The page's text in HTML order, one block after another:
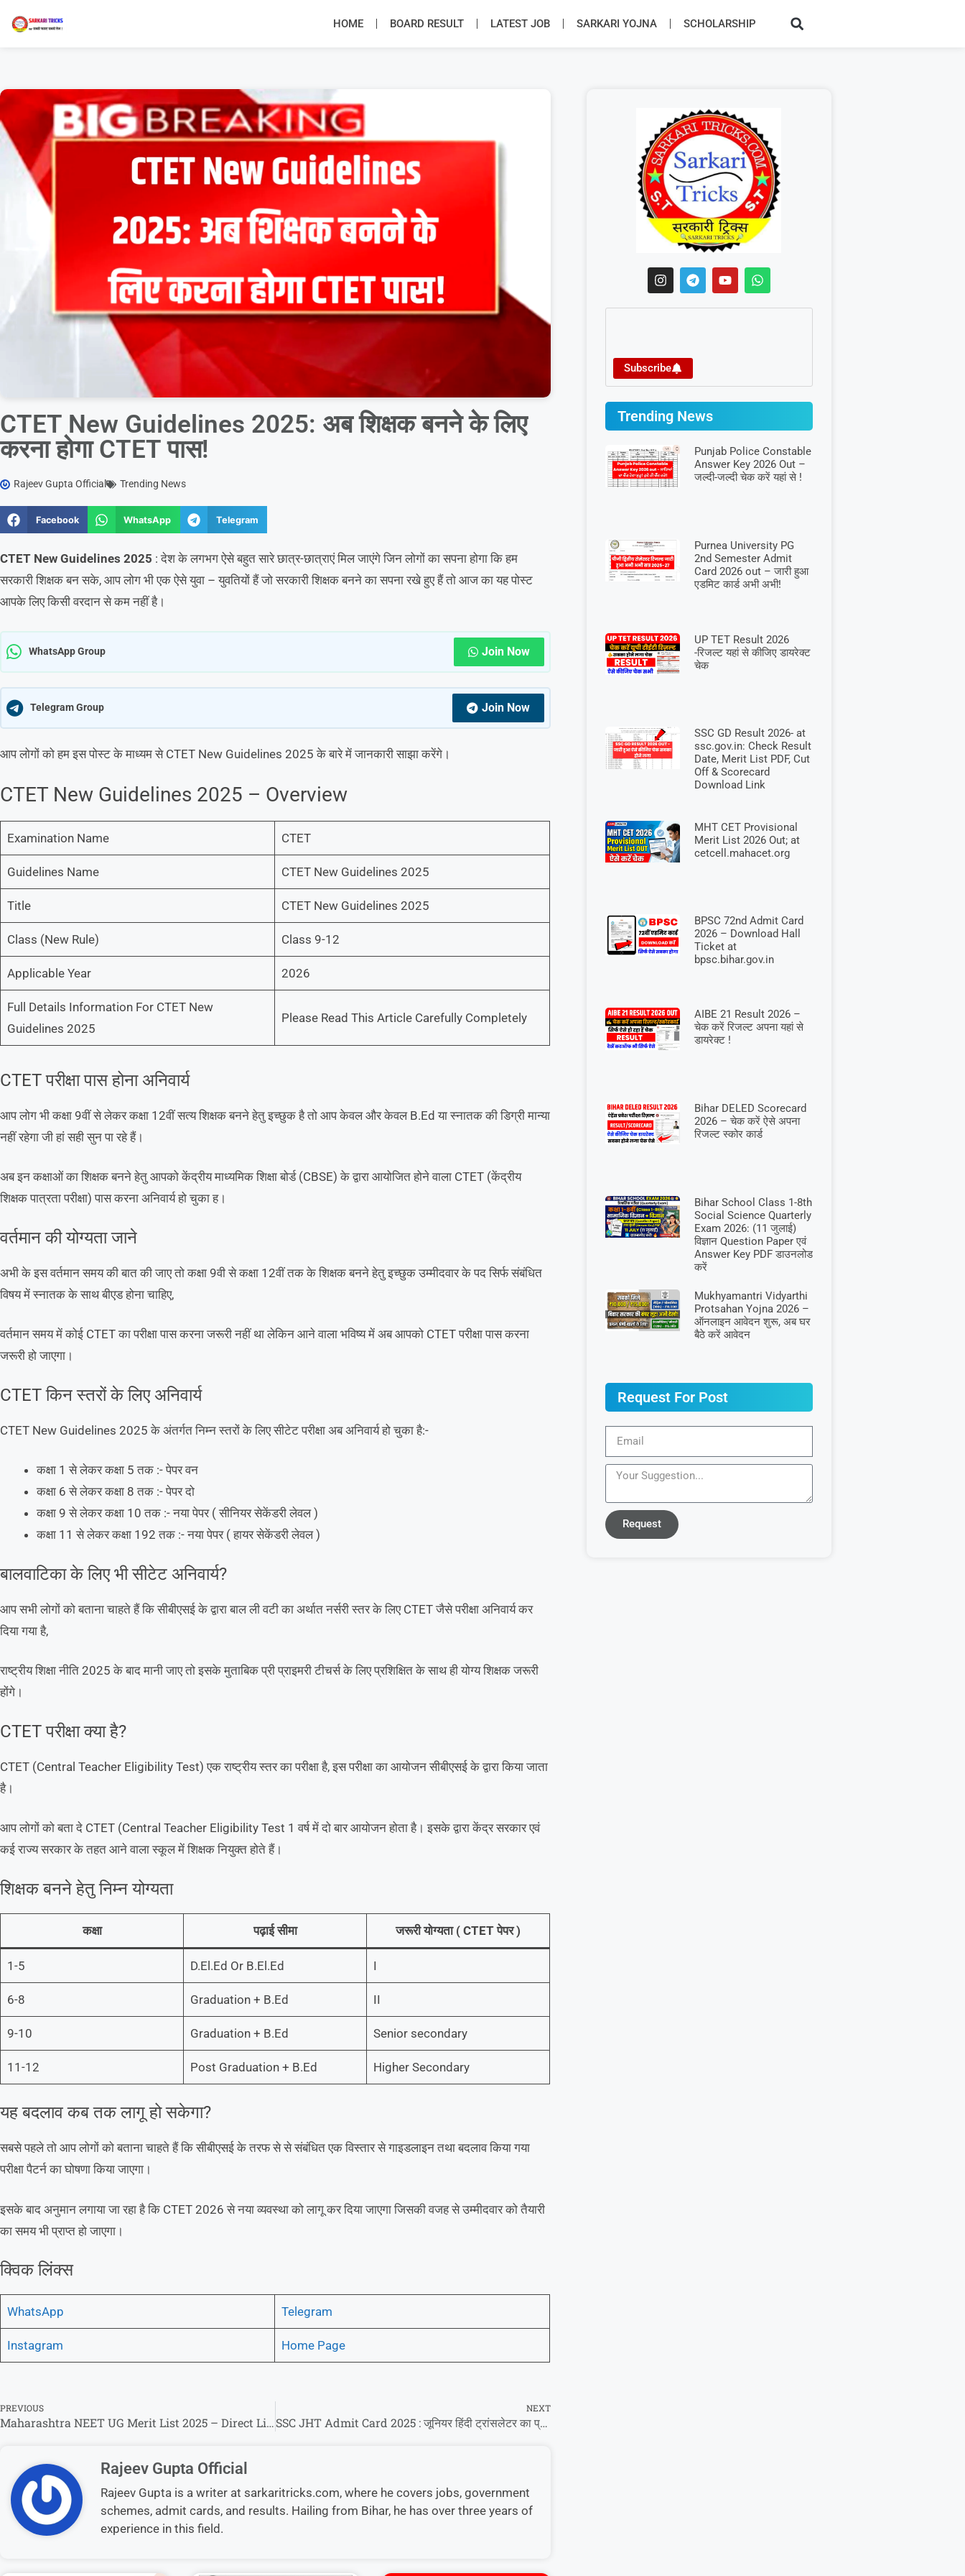
HOME BOARD RESULT LATEST JOB SARKARI YOJNA SCHOLARSHIP
CTET New Guidelines 2025: अब शिक्षक बनने के लिए
करना होगा CTET पास!
Rajeev Gupta Official Trending News
Facebook WhatsApp Telegram
CTET New Guidelines 2025 : देश के लगभग ऐसे बहुत सारे छात्र-छात्राएं मिल जाएंगे जिन लोगों का सपना होगा कि हम
सरकारी शिक्षक बन सके, आप लोग भी एक ऐसे युवा – युवतियों हैं जो सरकारी शिक्षक बनने का सपना रखे हुए हैं तो आज का यह पोस्ट
आपके लिए किसी वरदान से कम नहीं है।
WhatsApp Group Join Now
Telegram Group Join Now
आप लोगों को हम इस पोस्ट के माध्यम से CTET New Guidelines 2025 के बारे में जानकारी साझा करेंगे।
CTET New Guidelines 2025 – Overview
Examination Name CTET
Guidelines Name CTET New Guidelines 2025
Title CTET New Guidelines 2025
Class (New Rule) Class 9-12
Applicable Year 2026
Full Details Information For CTET New
Guidelines 2025
Please Read This Article Carefully Completely
CTET परीक्षा पास होना अनिवार्य
आप लोग भी कक्षा 9वीं से लेकर कक्षा 12वीं सत्य शिक्षक बनने हेतु इच्छुक है तो आप केवल और केवल B.Ed या स्नातक की डिग्री मान्या
नहीं रहेगा जी हां सही सुन पा रहे हैं।
अब इन कक्षाओं का शिक्षक बनने हेतु आपको केंद्रीय माध्यमिक शिक्षा बोर्ड (CBSE) के द्वारा आयोजित होने वाला CTET (केंद्रीय
शिक्षक पात्रता परीक्षा) पास करना अनिवार्य हो चुका ह।
वर्तमान की योग्यता जाने
अभी के इस वर्तमान समय की बात की जाए तो कक्षा 9वी से कक्षा 12वीं तक के शिक्षक बनने हेतु इच्छुक उम्मीदवार के पद सिर्फ संबंधित
विषय में स्नातक के साथ बीएड होना चाहिए,
वर्तमान समय में कोई CTET का परीक्षा पास करना जरूरी नहीं था लेकिन आने वाला भविष्य में अब आपको CTET परीक्षा पास करना
जरूरी हो जाएगा।
CTET किन स्तरों के लिए अनिवार्य
CTET New Guidelines 2025 के अंतर्गत निम्न स्तरों के लिए सीटेट परीक्षा अब अनिवार्य हो चुका है:-
कक्षा 1 से लेकर कक्षा 5 तक :- पेपर वन
कक्षा 6 से लेकर कक्षा 8 तक :- पेपर दो
कक्षा 9 से लेकर कक्षा 10 तक :- नया पेपर ( सीनियर सेकेंडरी लेवल )
कक्षा 11 से लेकर कक्षा 192 तक :- नया पेपर ( हायर सेकेंडरी लेवल )
बालवाटिका के लिए भी सीटेट अनिवार्य?
आप सभी लोगों को बताना चाहते हैं कि सीबीएसई के द्वारा बाल ली वटी का अर्थात नर्सरी स्तर के लिए CTET जैसे परीक्षा अनिवार्य कर
दिया गया है,
राष्ट्रीय शिक्षा नीति 2025 के बाद मानी जाए तो इसके मुताबिक प्री प्राइमरी टीचर्स के लिए प्रशिक्षित के साथ ही योग्य शिक्षक जरूरी
होंगे।
CTET परीक्षा क्या है?
CTET (Central Teacher Eligibility Test) एक राष्ट्रीय स्तर का परीक्षा है, इस परीक्षा का आयोजन सीबीएसई के द्वारा किया जाता
है।
आप लोगों को बता दे CTET (Central Teacher Eligibility Test 1 वर्ष में दो बार आयोजन होता है। इसके द्वारा केंद्र सरकार एवं
कई राज्य सरकार के तहत आने वाला स्कूल में शिक्षक नियुक्त होते हैं।
शिक्षक बनने हेतु निम्न योग्यता
कक्षा पढ़ाई सीमा जरूरी योग्यता ( CTET पेपर )
1-5 D.El.Ed Or B.El.Ed I
6-8 Graduation + B.Ed II
9-10 Graduation + B.Ed Senior secondary
11-12 Post Graduation + B.Ed Higher Secondary
यह बदलाव कब तक लागू हो सकेगा?
सबसे पहले तो आप लोगों को बताना चाहते हैं कि सीबीएसई के तरफ से से संबंधित एक विस्तार से गाइडलाइन तथा बदलाव किया गया
परीक्षा पैटर्न का घोषणा किया जाएगा।
इसके बाद अनुमान लगाया जा रहा है कि CTET 2026 से नया व्यवस्था को लागू कर दिया जाएगा जिसकी वजह से उम्मीदवार को तैयारी
का समय भी प्राप्त हो जाएगा।
क्विक लिंक्स
WhatsApp Telegram
Instagram Home Page
PREVIOUS
Maharashtra NEET UG Merit List 2025 – Direct Link To Check @cetcell.mahacet.org
NEXT
SSC JHT Admit Card 2025 : जूनियर हिंदी ट्रांसलेटर का प्रवेश पत्र जारी, डाउनलोड यहां से कीजिए!
Rajeev Gupta Official
Rajeev Gupta is a writer at sarkaritricks.com, where he covers jobs, government
schemes, admit cards, and results. Hailing from Bihar, he has over three years of
experience in this field.
Subscribe
Trending News
Punjab Police Constable
Answer Key 2026 Out –
जल्दी-जल्दी चेक करें यहां से !
Purnea University PG
2nd Semester Admit
Card 2026 out – जारी हुआ
एडमिट कार्ड अभी अभी!
UP TET Result 2026
-रिजल्ट यहां से कीजिए डायरेक्ट
चेक
SSC GD Result 2026- at
ssc.gov.in: Check Result
Date, Merit List PDF, Cut
Off & Scorecard
Download Link
MHT CET Provisional
Merit List 2026 Out; at
cetcell.mahacet.org
BPSC 72nd Admit Card
2026 – Download Hall
Ticket at
bpsc.bihar.gov.in
AIBE 21 Result 2026 –
चेक करें रिजल्ट अपना यहां से
डायरेक्ट !
Bihar DELED Scorecard
2026 – चेक करें ऐसे अपना
रिजल्ट स्कोर कार्ड
Bihar School Class 1-8th
Social Science Quarterly
Exam 2026: (11 जुलाई)
विज्ञान Question Paper एवं
Answer Key PDF डाउनलोड
करें
Mukhyamantri Vidyarthi
Protsahan Yojna 2026 –
ऑनलाइन आवेदन शुरू, अब घर
बैठे करें आवेदन
Request For Post
Request